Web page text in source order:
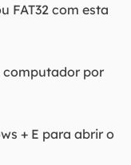
FAT32 com esta
computador por
+ E para abrir o